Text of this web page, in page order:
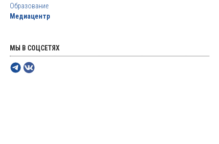
Образование
Медиацентр
МЫ В СОЦСЕТЯХ